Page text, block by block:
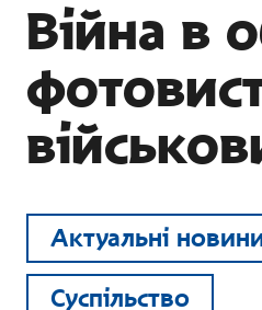
Війна в
Актуальні
Суспільство